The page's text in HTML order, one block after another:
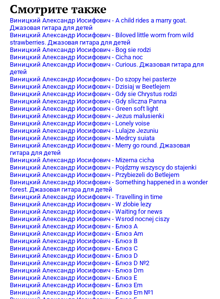
Смотрите также
Виницкий Александр Иосифович - A child rides a marry goat.
Джазовая гитара для детей
Виницкий Александр Иосифович - Biloved little worm from wild
strawberries. Джазовая гитара для детей
Виницкий Александр Иосифович - Bog sie rodzi
Виницкий Александр Иосифович - Cicha noc
Виницкий Александр Иосифович - Curious. Джазовая гитара для
детей
Виницкий Александр Иосифович - Do szopy hei pasterze
Виницкий Александр Иосифович - Dzisiaj w Beetlejem
Виницкий Александр Иосифович - Gdy sie Chrystus rodzi
Виницкий Александр Иосифович - Gdy sliczna Panna
Виницкий Александр Иосифович - Green soft light
Виницкий Александр Иосифович - Jezus malusienki
Виницкий Александр Иосифович - Lonely voise
Виницкий Александр Иосифович - Lulajze Jezuniu
Виницкий Александр Иосифович - Medrcy suiata
Виницкий Александр Иосифович - Merry go round. Джазовая
гитара для детей
Виницкий Александр Иосифович - Mizerna cicha
Виницкий Александр Иосифович - Pojdzmy wszyscy do stajenki
Виницкий Александр Иосифович - Przybiezeli do Betlejem
Виницкий Александр Иосифович - Something happened in a wonder
forest. Джазовая гитара для детей
Виницкий Александр Иосифович - Travelling in time
Виницкий Александр Иосифович - W zlobie lezy
Виницкий Александр Иосифович - Waiting for news
Виницкий Александр Иосифович - Wsrod nocnej ciszy
Виницкий Александр Иосифович - Блюз A
Виницкий Александр Иосифович - Блюз Am
Виницкий Александр Иосифович - Блюз B
Виницкий Александр Иосифович - Блюз C
Виницкий Александр Иосифович - Блюз D
Виницкий Александр Иосифович - Блюз D №2
Виницкий Александр Иосифович - Блюз Dm
Виницкий Александр Иосифович - Блюз E
Виницкий Александр Иосифович - Блюз Em
Виницкий Александр Иосифович - Блюз Em №1